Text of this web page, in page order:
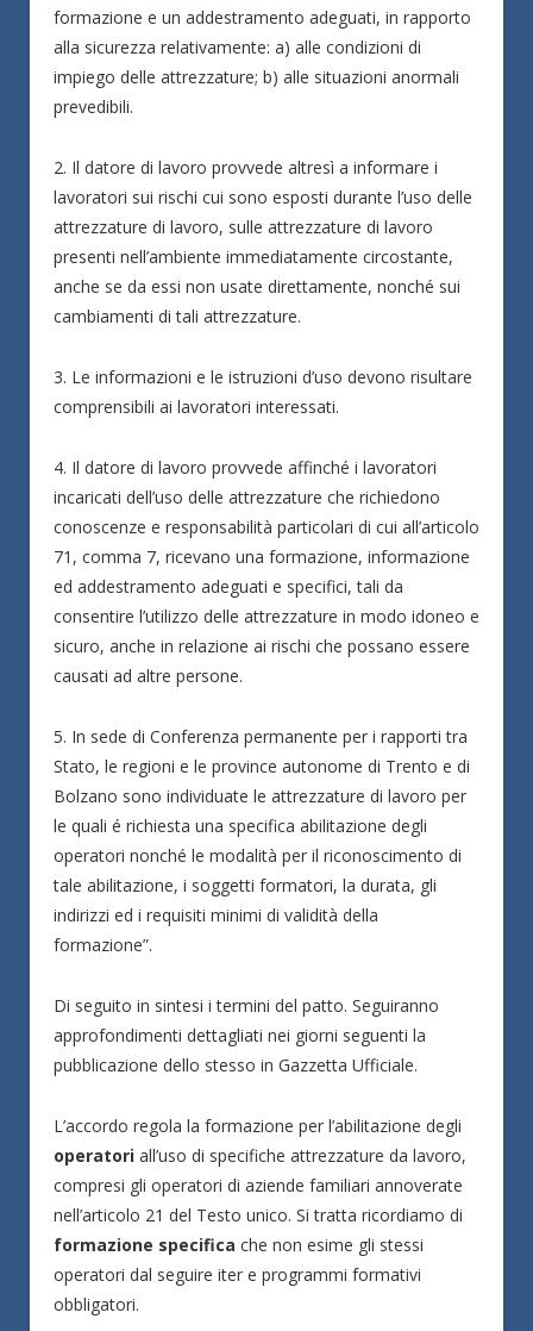
formazione e un addestramento adeguati, in rapporto
alla sicurezza relativamente: a) alle condizioni di
impiego delle attrezzature; b) alle situazioni anormali
prevedibili.
2. Il datore di lavoro provvede altresì a informare i
lavoratori sui rischi cui sono esposti durante l’uso delle
attrezzature di lavoro, sulle attrezzature di lavoro
presenti nell’ambiente immediatamente circostante,
anche se da essi non usate direttamente, nonché sui
cambiamenti di tali attrezzature.
3. Le informazioni e le istruzioni d’uso devono risultare
comprensibili ai lavoratori interessati.
4. Il datore di lavoro provvede affinché i lavoratori
incaricati dell’uso delle attrezzature che richiedono
conoscenze e responsabilità particolari di cui all’articolo
71, comma 7, ricevano una formazione, informazione
ed addestramento adeguati e specifici, tali da
consentire l’utilizzo delle attrezzature in modo idoneo e
sicuro, anche in relazione ai rischi che possano essere
causati ad altre persone.
5. In sede di Conferenza permanente per i rapporti tra
Stato, le regioni e le province autonome di Trento e di
Bolzano sono individuate le attrezzature di lavoro per
le quali é richiesta una specifica abilitazione degli
operatori nonché le modalità per il riconoscimento di
tale abilitazione, i soggetti formatori, la durata, gli
indirizzi ed i requisiti minimi di validità della
formazione”.
Di seguito in sintesi i termini del patto. Seguiranno
approfondimenti dettagliati nei giorni seguenti la
pubblicazione dello stesso in Gazzetta Ufficiale.
L’accordo regola la formazione per l’abilitazione degli
operatori all’uso di specifiche attrezzature da lavoro,
compresi gli operatori di aziende familiari annoverate
nell’articolo 21 del Testo unico. Si tratta ricordiamo di
formazione specifica che non esime gli stessi
operatori dal seguire iter e programmi formativi
obbligatori.